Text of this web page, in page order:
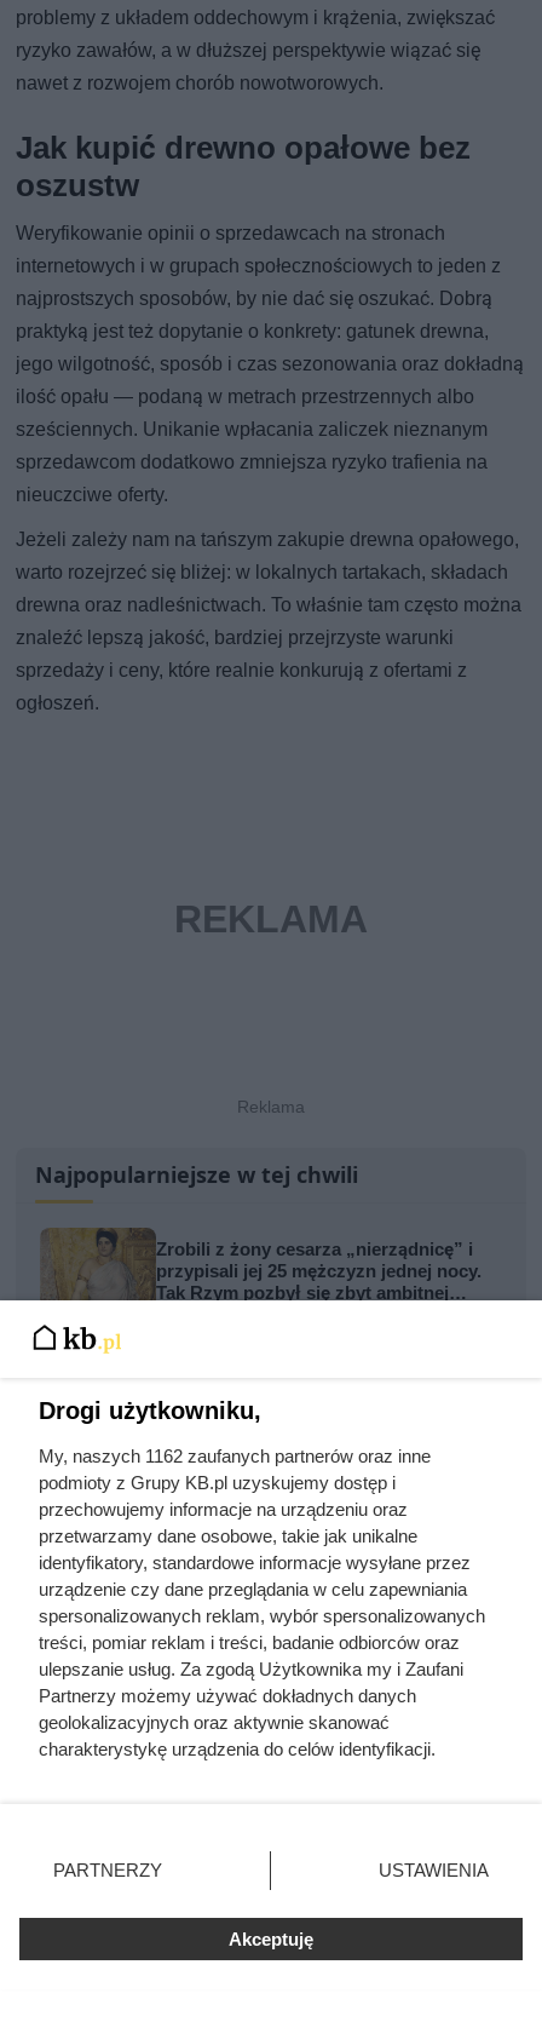
problemy z układem oddechowym i krążenia, zwiększać
ryzyko zawałów, a w dłuższej perspektywie wiązać się
nawet z rozwojem chorób nowotworowych.
Jak kupić drewno opałowe bez
oszustw
Weryfikowanie opinii o sprzedawcach na stronach
internetowych i w grupach społecznościowych to jeden z
najprostszych sposobów, by nie dać się oszukać. Dobrą
praktyką jest też dopytanie o konkrety: gatunek drewna,
jego wilgotność, sposób i czas sezonowania oraz dokładną
ilość opału — podaną w metrach przestrzennych albo
sześciennych. Unikanie wpłacania zaliczek nieznanym
sprzedawcom dodatkowo zmniejsza ryzyko trafienia na
nieuczciwe oferty.
Jeżeli zależy nam na tańszym zakupie drewna opałowego,
warto rozejrzeć się bliżej: w lokalnych tartakach, składach
drewna oraz nadleśnictwach. To właśnie tam często można
znaleźć lepszą jakość, bardziej przejrzyste warunki
sprzedaży i ceny, które realnie konkurują z ofertami z
ogłoszeń.
Najpopularniejsze w tej chwili
Zrobili z żony cesarza „nierządnicę” i
przypisali jej 25 mężczyzn jednej nocy.
Tak Rzym pozbył się zbyt ambitnej
najbardziej wymyślna tortura w Rzymie
Zginął z rąk kobiety, którą próbował
zgwałcić. Historia polskiego władcy
zaskakuje
Miała 17 lat i zagrała całkowicie nagą
rolę. Dziś nikt by na to nie pozwolił
Traktowali ją jak zabawkę i przekazywali
z rąk do rąk. Niewiarygodne losy słynnej
skandalistki
Czytaj także:
Cennik gładzi gipsowej i szpachlowania ścian w
całej Polsce
Drogi użytkowniku,
My, naszych 1162 zaufanych partnerów oraz inne
podmioty z Grupy KB.pl uzyskujemy dostęp i
przechowujemy informacje na urządzeniu oraz
przetwarzamy dane osobowe, takie jak unikalne
identyfikatory, standardowe informacje wysyłane przez
urządzenie czy dane przeglądania w celu zapewniania
spersonalizowanych reklam, wybór spersonalizowanych
treści, pomiar reklam i treści, badanie odbiorców oraz
ulepszanie usług. Za zgodą Użytkownika my i Zaufani
Partnerzy możemy używać dokładnych danych
geolokalizacyjnych oraz aktywnie skanować
charakterystykę urządzenia do celów identyfikacji.
zmienić/wycofać klikając przycisk ustawień prywatności
znajdujący się w lewym dolnym rogu strony. Niektóre
użytkownika, ale masz prawo sprzeciwić się takiemu
przetwarzaniu. Preferencje będą miały zastosowania tylko
PARTNERZY USTAWIENIA
Akceptuję